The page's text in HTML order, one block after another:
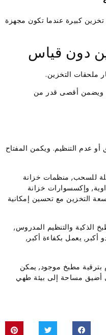
كبيرة عندما تكون مجهزة
دون قياس
ملحقات التخزين.
ويضمن أقصى قدر من
عدم التنظيم. ويكمن المفتاح
للسحب, منظمات خزانة
وإكسسوارات خزانة
التخزين مع تحسين إمكانية
الذكية والتنظيم المدروس,
أكبر, يعمل بكفاءة أكبر,
مطبخ موجود, يمكن
أضيق مساحة إلى بيئة طهي